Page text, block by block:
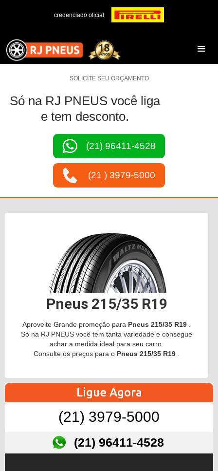
credenciado oficial
SOLICITE SEU ORÇAMENTO
Só na RJ PNEUS você liga
e tem desconto.
(21) 96411-4528
(21 ) 3979-5000
Pneus 215/35 R19
Aproveite Grande promoção para Pneus 215/35 R19
Só na RJ PNEUS você tem tanta variedade e consegue
achar a medida ideal para seu carro.
Consulte os preços para o Pneus 215/35 R19
Ligue Agora
(21) 3979-5000
(21) 96411-4528